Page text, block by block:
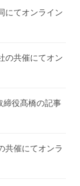
にてオンライン
の共催にてオン
締役髙橋の記事
共催にてオンラ